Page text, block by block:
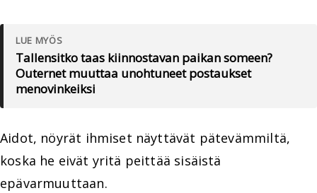
LUE MYÖS
Tallensitko taas kiinnostavan paikan someen?
Outernet muuttaa unohtuneet postaukset
menovinkeiksi
Aidot, nöyrät ihmiset näyttävät pätevämmiltä,
koska he eivät yritä peittää sisäistä
epävarmuuttaan.